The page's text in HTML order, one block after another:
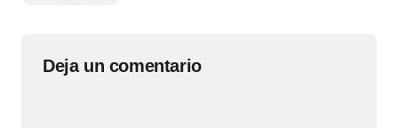
Deja un comentario